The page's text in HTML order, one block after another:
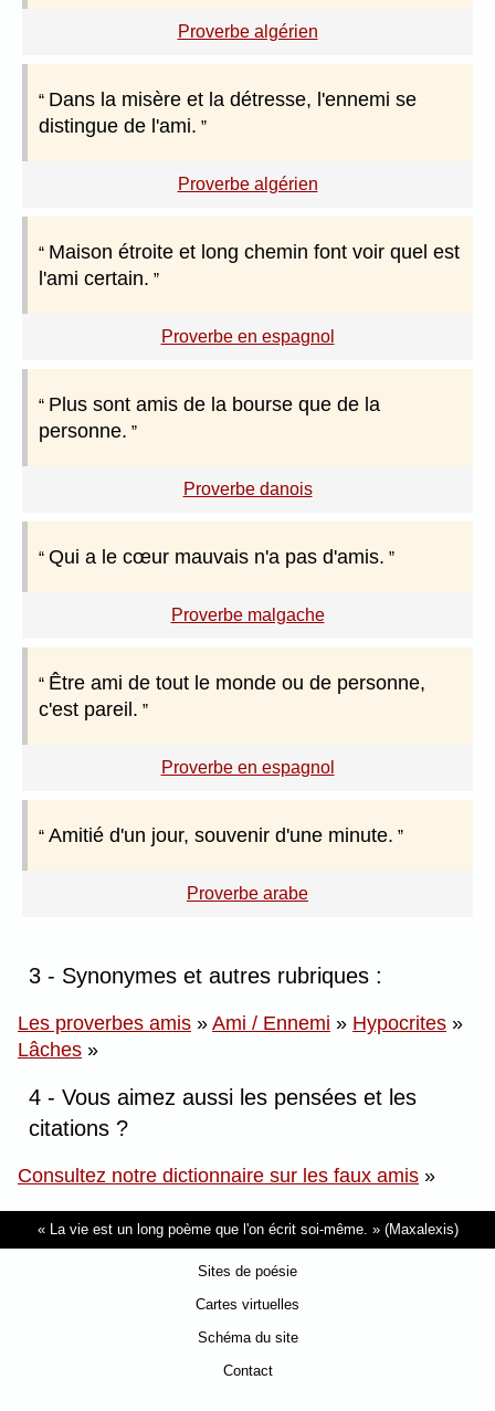
Proverbe algérien
Dans la misère et la détresse, l'ennemi se
distingue de l'ami.
Proverbe algérien
Maison étroite et long chemin font voir quel est
l'ami certain.
Proverbe en espagnol
Plus sont amis de la bourse que de la
personne.
Proverbe danois
Qui a le cœur mauvais n'a pas d'amis.
Proverbe malgache
Être ami de tout le monde ou de personne,
c'est pareil.
Proverbe en espagnol
Amitié d'un jour, souvenir d'une minute.
Proverbe arabe
3 - Synonymes et autres rubriques :
Les proverbes amis » Ami / Ennemi » Hypocrites »
Lâches »
4 - Vous aimez aussi les pensées et les
citations ?
Consultez notre dictionnaire sur les faux amis »
La vie est un long poème que l'on écrit soi-même. (Maxalexis)
Sites de poésie
Cartes virtuelles
Schéma du site
Contact